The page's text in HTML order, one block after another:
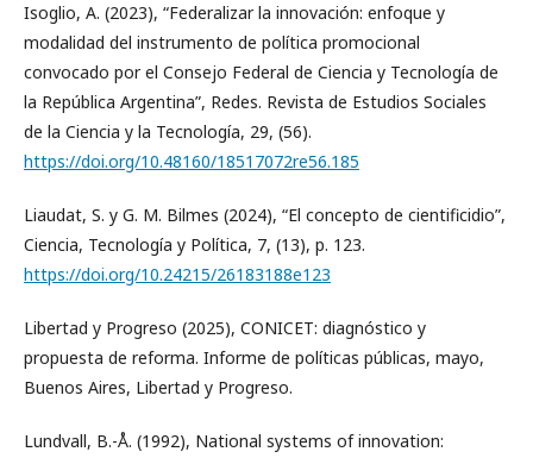
Isoglio, A. (2023), “Federalizar la innovación: enfoque y
modalidad del instrumento de política promocional
convocado por el Consejo Federal de Ciencia y Tecnología de
la República Argentina”, Redes. Revista de Estudios Sociales
de la Ciencia y la Tecnología, 29, (56).
https://doi.org/10.48160/18517072re56.185
Liaudat, S. y G. M. Bilmes (2024), “El concepto de cientificidio”,
Ciencia, Tecnología y Política, 7, (13), p. 123.
https://doi.org/10.24215/26183188e123
Libertad y Progreso (2025), CONICET: diagnóstico y
propuesta de reforma. Informe de políticas públicas, mayo,
Buenos Aires, Libertad y Progreso.
Lundvall, B.-Å. (1992), National systems of innovation: